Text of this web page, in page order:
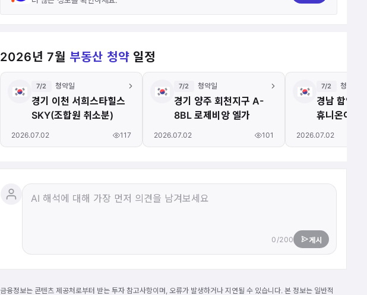
2026년 7월 부동산 청약 일정
7/2 청약일
경기 이천 서희스타힐스
SKY(조합원 취소분)
2026.07.02 117
7/2 청약일
경기 양주 회천지구 A-
8BL 로제비앙 엘가
2026.07.02 101
7/2 청약일
경남 함안가야
휴니온아르떼
2026.07.02
0/200 게시
금융정보는 콘텐츠 제공처로부터 받는 투자 참고사항이며, 오류가 발생하거나 지연될 수 있습니다. 본 정보는 일반적